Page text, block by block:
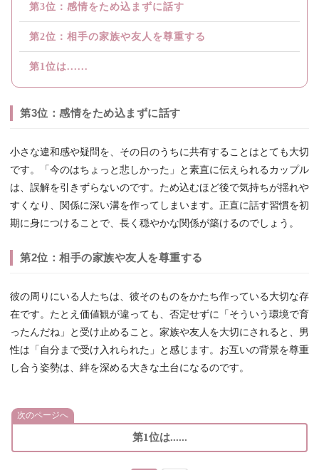
第3位：感情をため込まずに話す
第2位：相手の家族や友人を尊重する
第1位は......
第3位：感情をため込まずに話す
小さな違和感や疑問を、その日のうちに共有することはとても大切
です。「今のはちょっと悲しかった」と素直に伝えられるカップル
は、誤解を引きずらないのです。ため込むほど後で気持ちが揺れや
すくなり、関係に深い溝を作ってしまいます。正直に話す習慣を初
期に身につけることで、長く穏やかな関係が築けるのでしょう。
第2位：相手の家族や友人を尊重する
彼の周りにいる人たちは、彼そのものをかたち作っている大切な存
在です。たとえ価値観が違っても、否定せずに「そういう環境で育
ったんだね」と受け止めること。家族や友人を大切にされると、男
性は「自分まで受け入れられた」と感じます。お互いの背景を尊重
し合う姿勢は、絆を深める大きな土台になるのです。
次のページへ
第1位は......